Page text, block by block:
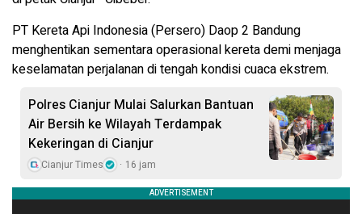
PT Kereta Api Indonesia (Persero) Daop 2 Bandung
menghentikan sementara operasional kereta demi menjaga
keselamatan perjalanan di tengah kondisi cuaca ekstrem.
Polres Cianjur Mulai Salurkan Bantuan
Air Bersih ke Wilayah Terdampak
Kekeringan di Cianjur
Cianjur Times 16 jam